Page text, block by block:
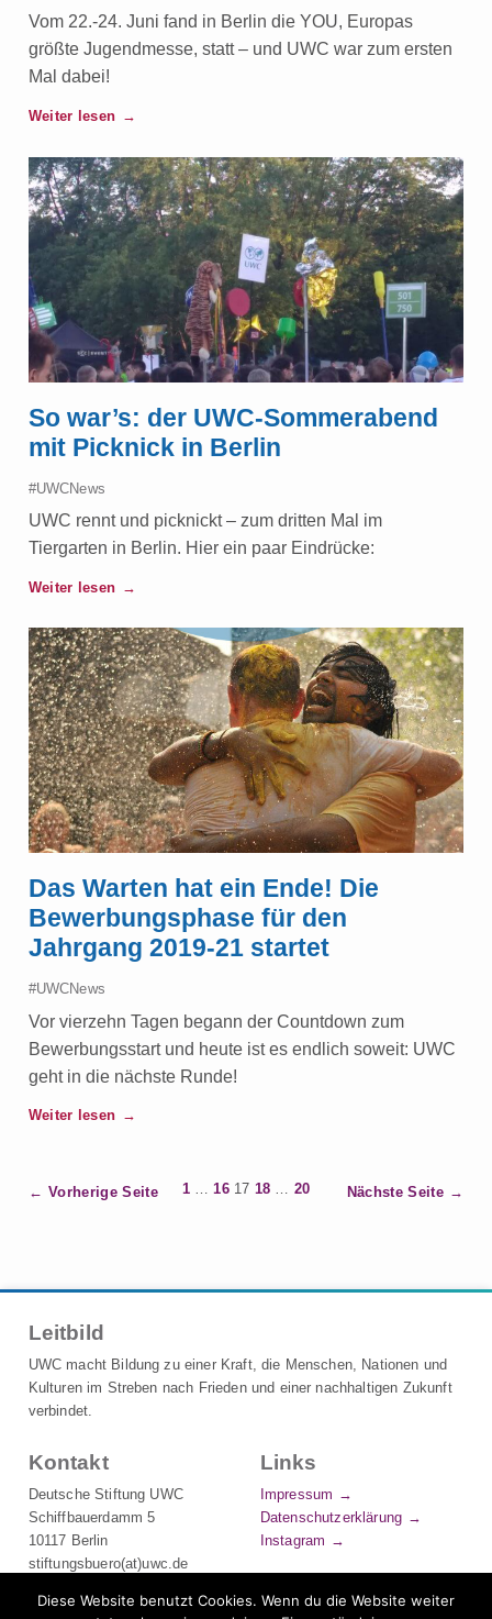
Vom 22.-24. Juni fand in Berlin die YOU, Europas
größte Jugendmesse, statt – und UWC war zum ersten
Mal dabei!
Weiter lesen
So war’s: der UWC-Sommerabend
mit Picknick in Berlin
#UWCNews
UWC rennt und picknickt – zum dritten Mal im
Tiergarten in Berlin. Hier ein paar Eindrücke:
Weiter lesen
Das Warten hat ein Ende! Die
Bewerbungsphase für den
Jahrgang 2019-21 startet
#UWCNews
Vor vierzehn Tagen begann der Countdown zum
Bewerbungsstart und heute ist es endlich soweit: UWC
geht in die nächste Runde!
Weiter lesen
B
a
g
s
n
v
i
g
a
t
Vorherige Seite 1…16 17 18 … 20 Nächste Seite
Leitbild
UWC macht Bildung zu einer Kraft, die Menschen, Nationen und
Kulturen im Streben nach Frieden und einer nachhaltigen Zukunft
verbindet.
Kontakt
Deutsche Stiftung UWC
Schiffbauerdamm 5
10117 Berlin
stiftungsbuero(at)uwc.de
UWC-Chat
Links
Impressum
Datenschutzerklärung
Instagram
Diese Website benutzt Cookies. Wenn du die Website weiter